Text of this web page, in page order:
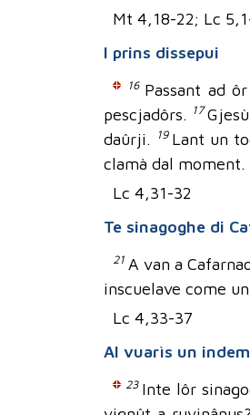
Mt 4,18-22; Lc
I prins dissepui
16 Passant ad
pescjadôrs.
17
daûrji.
19 Lant un
clamà dal
Lc 4,31-32
Te sinagoghe di
21 A van a
inscuelave come
Lc 4,33-37
Al vuarìs un
23 Inte lôr